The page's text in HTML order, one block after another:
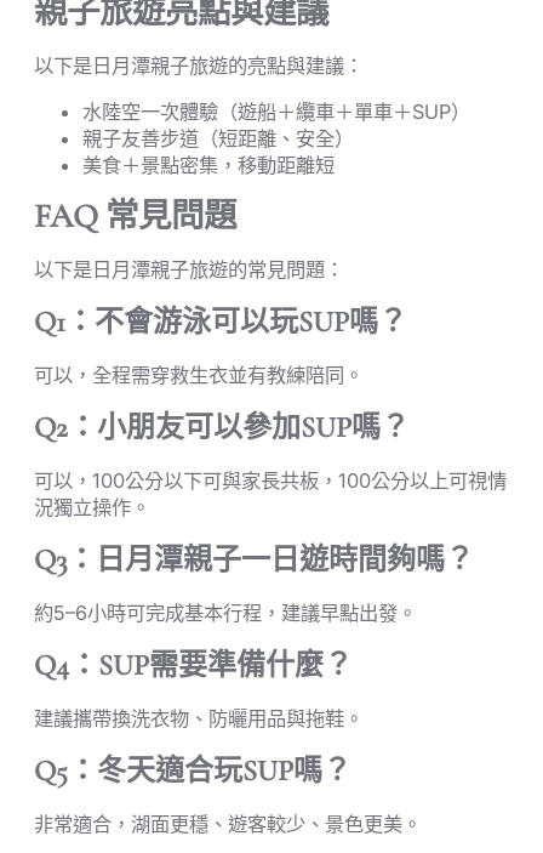
親子旅遊亮點與建議
以下是日月潭親子旅遊的亮點與建議：
水陸空一次體驗（遊船＋纜車＋單車＋SUP）
親子友善步道（短距離、安全）
美食＋景點密集，移動距離短
FAQ 常見問題
以下是日月潭親子旅遊的常見問題：
Q1：不會游泳可以玩SUP嗎？
可以，全程需穿救生衣並有教練陪同。
Q2：小朋友可以參加SUP嗎？
可以，100公分以下可與家長共板，100公分以上可視情
況獨立操作。
Q3：日月潭親子一日遊時間夠嗎？
約5–6小時可完成基本行程，建議早點出發。
Q4：SUP需要準備什麼？
建議攜帶換洗衣物、防曬用品與拖鞋。
Q5：冬天適合玩SUP嗎？
非常適合，湖面更穩、遊客較少、景色更美。